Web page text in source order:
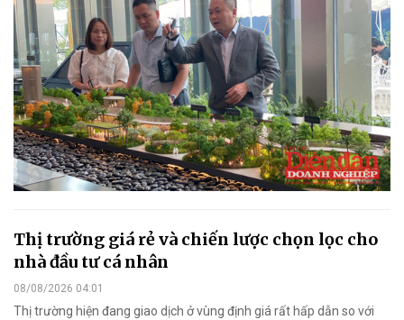
Thị trường giá rẻ và chiến lược chọn lọc cho
nhà đầu tư cá nhân
08/08/2026 04:01
Thị trường hiện đang giao dịch ở vùng định giá rất hấp dẫn so với